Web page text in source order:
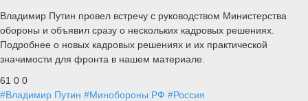
Владимир Путин провел встречу с руководством Министерства
обороны и объявил сразу о нескольких кадровых решениях.
Подробнее о новых кадровых решениях и их практической
значимости для фронта в нашем материале.
61 0 0
#Владимир Путин #Минобороны РФ #Россия